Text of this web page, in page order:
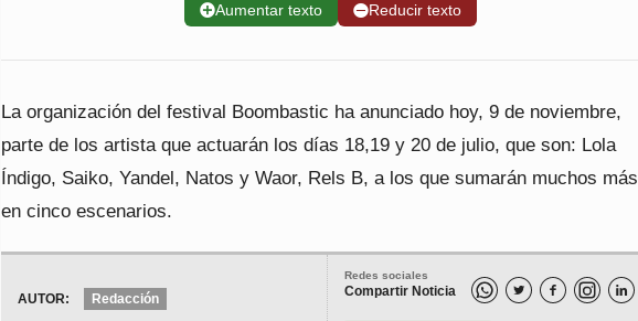
➕Aumentar texto ➖Reducir texto
La organización del festival Boombastic ha anunciado hoy, 9 de noviembre,
parte de los artista que actuarán los días 18,19 y 20 de julio, que son: Lola
Índigo, Saiko, Yandel, Natos y Waor, Rels B, a los que sumarán muchos más
en cinco escenarios.
Redes sociales
Compartir Noticia   
AUTOR: Redacción